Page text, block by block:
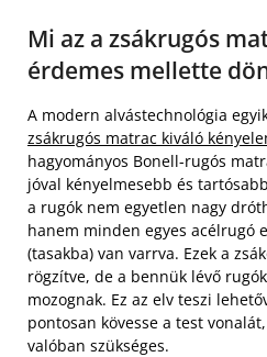
Mi az a zsákrugós
érdemes mellette
A modern alvástechnológia
zsákrugós matrac kiváló
hagyományos Bonell-rugós
jóval kényelmesebb és
a rugók nem egyetlen nagy
hanem minden egyes acélrugó
(tasakba) van varrva. Ezek a
rögzítve, de a bennük lévő
mozognak. Ez az elv teszi
pontosan kövesse a test
valóban szükséges.